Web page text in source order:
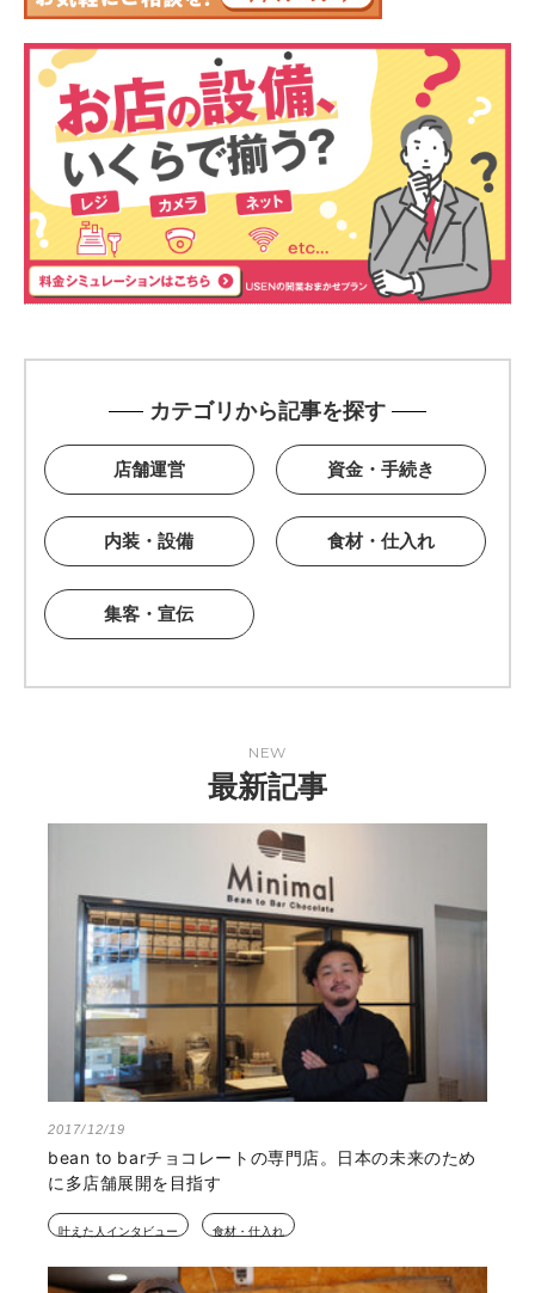
カテゴリから記事を探す
店舗運営 資金・手続き
内装・設備 食材・仕入れ
集客・宣伝
NEW
最新記事
2017/12/19
bean to barチョコレートの専門店。日本の未来のため
に多店舗展開を目指す
叶えた人インタビュー 食材・仕入れ